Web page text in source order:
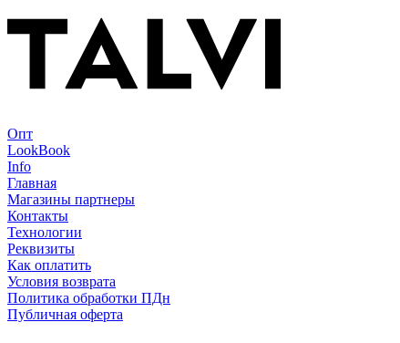
Опт
LookBook
Info
Главная
Магазины партнеры
Контакты
Технологии
Реквизиты
Как оплатить
Условия возврата
Политика обработки ПДн
Публичная оферта